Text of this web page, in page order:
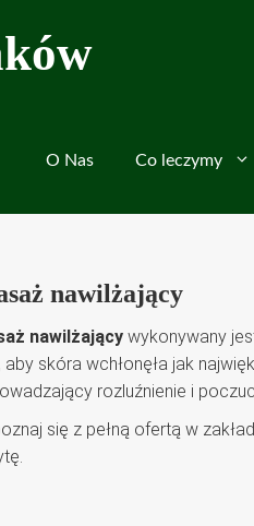
O Nas Co leczymy
nawilżający
nawilżającywykonywany
aby skóra wchłonęła jak
rozluźnienie i
się z pełną ofertą w